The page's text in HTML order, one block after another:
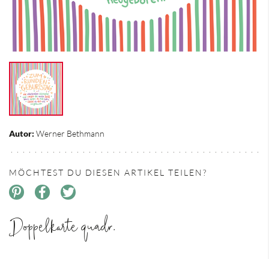
Doppelkarte quadr.
Autor: Werner Bethmann
MÖCHTEST DU DIESEN ARTIKEL TEILEN?